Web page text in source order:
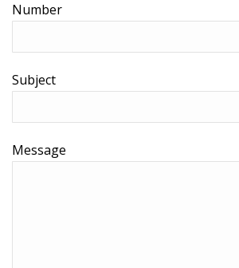
Number
Subject
Message